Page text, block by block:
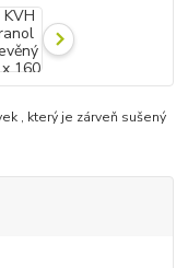
, který je zárveň sušený